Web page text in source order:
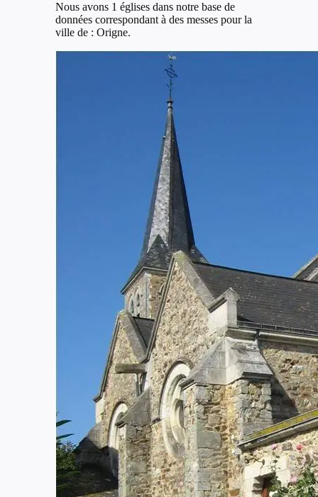
Nous avons 1 églises dans notre base de
données correspondant à des messes pour la
ville de : Origne.